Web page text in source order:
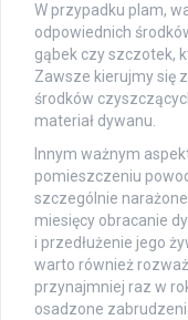
W przypadku plam,
odpowiednich
gąbek czy szczotek,
Zawsze kierujmy się
środków
materiał dywanu.
Innym ważnym
pomieszczeniu
szczególnie
miesięcy obracanie
i przedłużenie jego
warto również
przynajmniej raz w
osadzone